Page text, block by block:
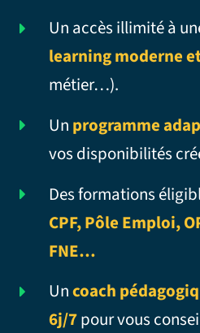
Un accès illimité à
learning moderne
métier…).
Un programme
vos disponibilités
Des formations
CPF, Pôle Emploi,
FNE…
Uncoach
6j/7pour vous